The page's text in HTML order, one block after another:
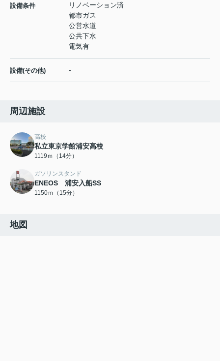
設備条件
リノベーション済
都市ガス
公営水道
公共下水
電気有
設備(その他) -
周辺施設
高校
私立東京学館浦安高校
1119ｍ（14分）
ガソリンスタンド
ENEOS 浦安入船SS
1150ｍ（15分）
地図